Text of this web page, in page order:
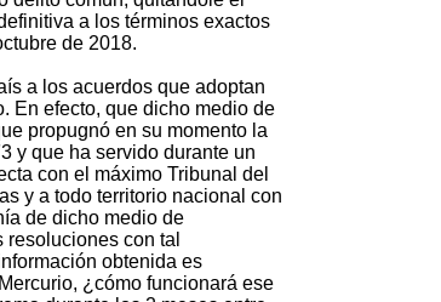
a los términos exactos
de 2018.
a los acuerdos que adoptan
En efecto, que dicho medio de
propugnó en su momento la
y que ha servido durante un
con el máximo Tribunal del
y a todo territorio nacional con
de dicho medio de
con tal
obtenida es
¿cómo funcionará ese